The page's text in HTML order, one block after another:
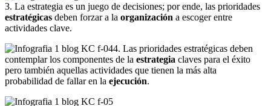
3. La estrategia es un juego de decisiones; por ende, las prioridades
estratégicas deben forzar a la organización a escoger entre
actividades clave.
4. Las prioridades estratégicas deben
contemplar los componentes de la estrategia claves para el éxito
pero también aquellas actividades que tienen la más alta
probabilidad de fallar en la ejecución.